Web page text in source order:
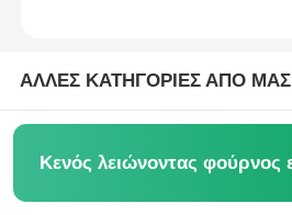
ΑΛΛΕΣ ΚΑΤΗΓΟΡΙΕΣ ΑΠΟ ΜΑΣ